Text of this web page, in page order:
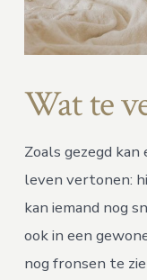
Wat te
Zoals gezegd
leven vertonen:
kan iemand nog
ook in een
nog fronsen te